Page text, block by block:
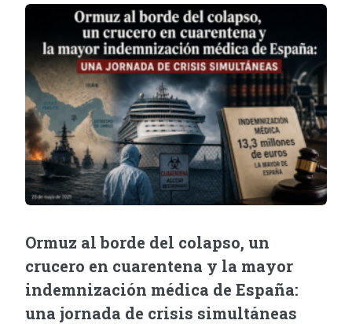
Ormuz al borde del colapso, un
crucero en cuarentena y la mayor
indemnización médica de España:
una jornada de crisis simultáneas